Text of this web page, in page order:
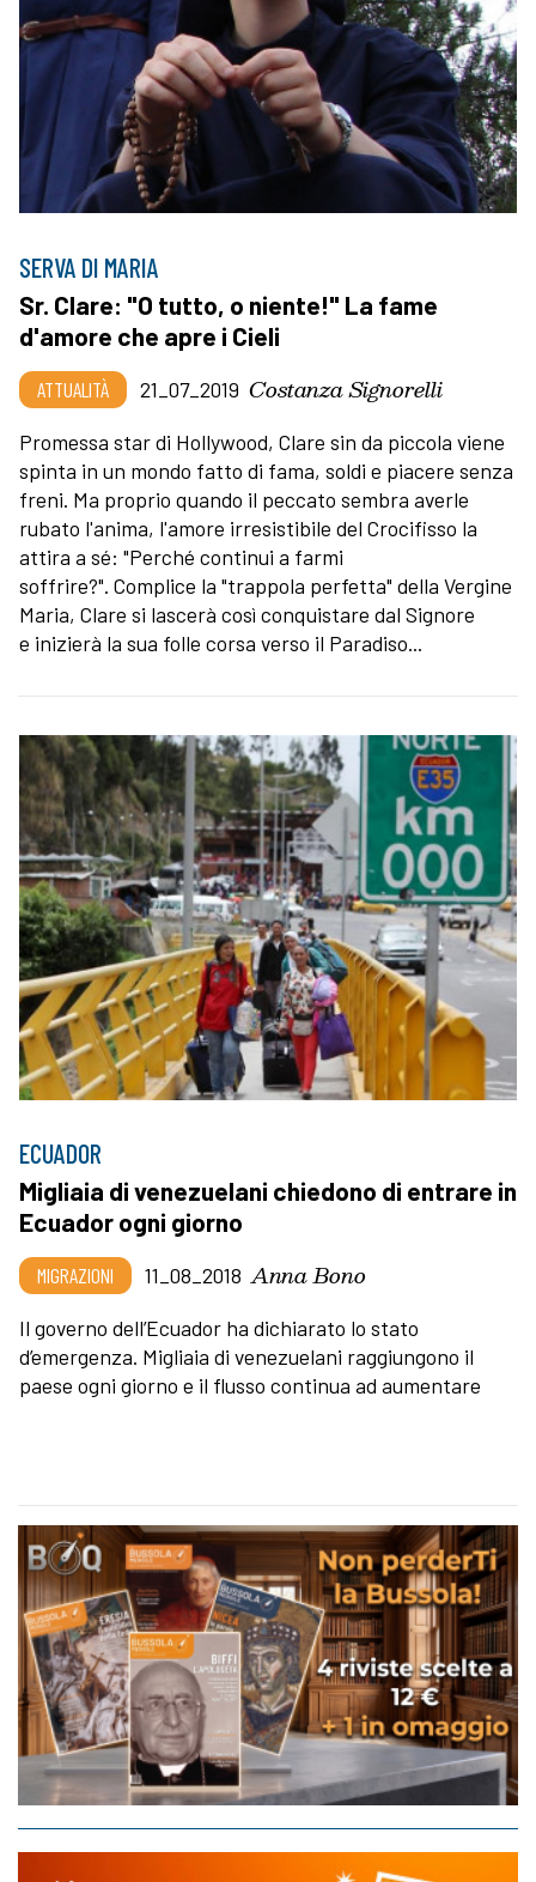
SERVA DI MARIA
Sr. Clare: "O tutto, o niente!" La fame
d'amore che apre i Cieli
ATTUALITÀ 21_07_2019 Costanza Signorelli
Promessa star di Hollywood, Clare sin da piccola viene
spinta in un mondo fatto di fama, soldi e piacere senza
freni. Ma proprio quando il peccato sembra averle
rubato l'anima, l'amore irresistibile del Crocifisso la
attira a sé: "Perché continui a farmi
soffrire?". Complice la "trappola perfetta" della Vergine
Maria, Clare si lascerà così conquistare dal Signore
e inizierà la sua folle corsa verso il Paradiso...
ECUADOR
Migliaia di venezuelani chiedono di entrare in
Ecuador ogni giorno
MIGRAZIONI 11_08_2018 Anna Bono
Il governo dell’Ecuador ha dichiarato lo stato
d’emergenza. Migliaia di venezuelani raggiungono il
paese ogni giorno e il flusso continua ad aumentare